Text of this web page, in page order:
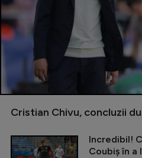
Cristian Chivu, concluzii
Incredibil!
Coubiș în a